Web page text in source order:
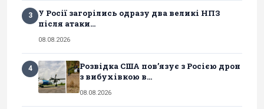
3
У Росії загорілись одразу два великі НПЗ
після атаки...
08.08.2026
4
Розвідка США пов’язує з Росією дрон
з вибухівкою в...
08.08.2026